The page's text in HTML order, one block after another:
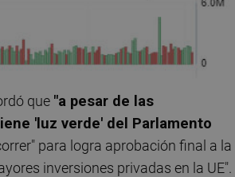
que "a pesar de las
'luz verde' del Parlamento
para logra aprobación final a la
inversiones privadas en la UE".